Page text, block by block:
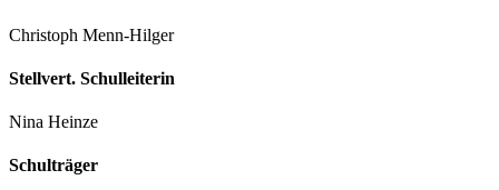
Christoph Menn-Hilger
Stellvert. Schulleiterin
Nina Heinze
Schulträger